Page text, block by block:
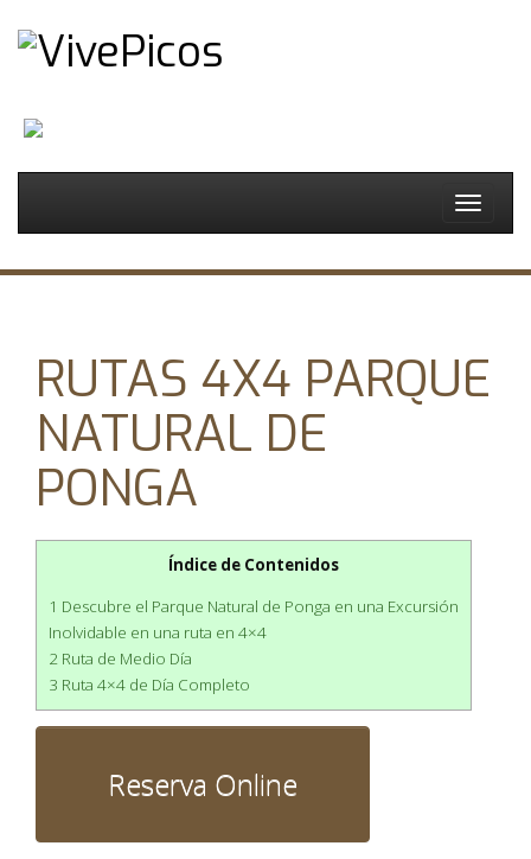
Toggle
RUTAS 4X4 PARQUE
NATURAL DE
PONGA
Índice de Contenidos
1 Descubre el Parque Natural de Ponga en una Excursión
Inolvidable en una ruta en 4×4
2 Ruta de Medio Día
3 Ruta 4×4 de Día Completo